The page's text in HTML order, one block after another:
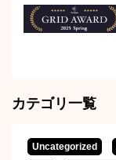
カテゴリ一覧
Uncategorized